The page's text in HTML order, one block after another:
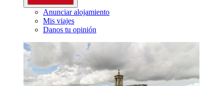
Anunciar alojamiento
Mis viajes
Danos tu opinión